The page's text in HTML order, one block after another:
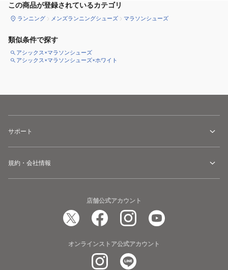
この商品が登録されているカテゴリ
ランニング メンズランニングシューズ マラソンシューズ
類似条件で探す
アシックス×マラソンシューズ
アシックス×マラソンシューズ×ホワイト
サポート
規約・会社情報
店舗公式アカウント
オンラインストア公式アカウント